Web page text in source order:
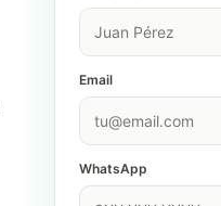
Email
WhatsApp